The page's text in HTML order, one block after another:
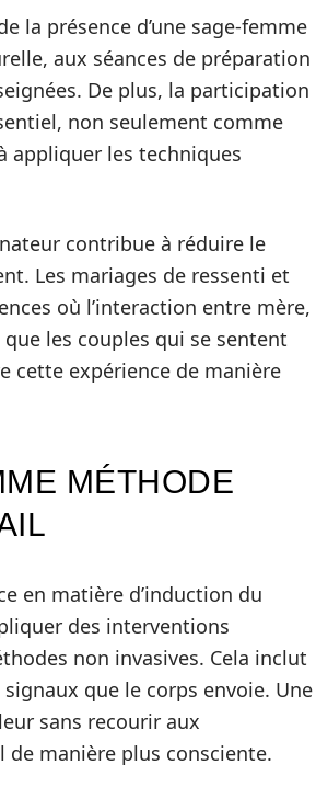
la présence d’une sage-femme
aux séances de préparation
De plus, la participation
non seulement comme
appliquer les techniques
contribue à réduire le
Les mariages de ressenti et
où l’interaction entre mère,
les couples qui se sentent
cette expérience de manière
MÉTHODE
en matière d’induction du
des interventions
non invasives. Cela inclut
que le corps envoie. Une
sans recourir aux
manière plus consciente.